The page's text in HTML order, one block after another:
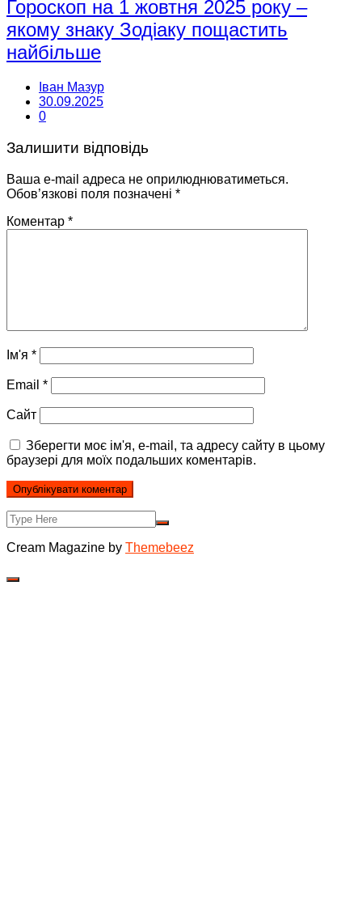
Гороскоп на 1 жовтня 2025 року –
якому знаку Зодіаку пощастить
найбільше
Іван Мазур
30.09.2025
0
Залишити відповідь
Ваша e-mail адреса не оприлюднюватиметься.
Обов’язкові поля позначені *
Коментар *
Ім'я *
Email *
Сайт
Зберегти моє ім'я, e-mail, та адресу сайту в цьому
браузері для моїх подальших коментарів.
Cream Magazine by Themebeez